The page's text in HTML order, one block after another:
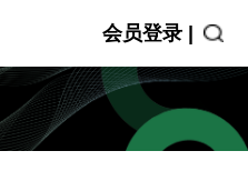
会员登录 |